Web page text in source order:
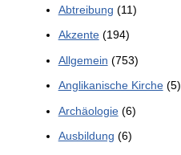
Abtreibung (11)
Akzente(194)
Allgemein (753)
Anglikanische Kirche(5)
Archäologie(6)
Ausbildung (6)